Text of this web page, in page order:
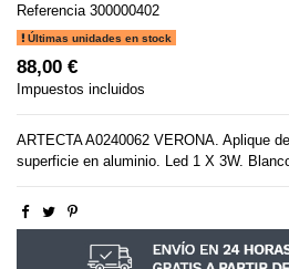
Referencia 300000402
Últimas unidades en stock
88,00 €
Impuestos incluidos
ARTECTA A0240062 VERONA. Aplique
superficie en aluminio. Led 1 X 3W.